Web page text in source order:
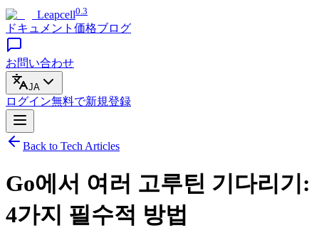
Leapcell0.3
ドキュメント 価格ブログ
お問い合わせ
JA
ログイン無料で新規登録
Back to Tech Articles
Go에서 여러 고루틴 기다리기:
4가지 필수적 방법